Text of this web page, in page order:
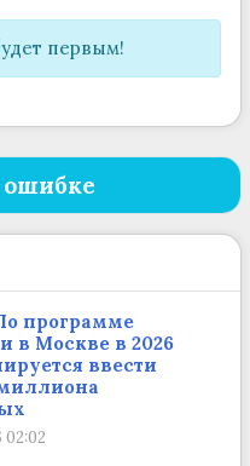
первым!
ошибке
программе
в Москве в 2026
ввести
02:02